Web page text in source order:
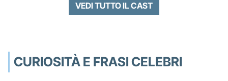
VEDI TUTTO IL CAST
CURIOSITÀ E FRASI CELEBRI